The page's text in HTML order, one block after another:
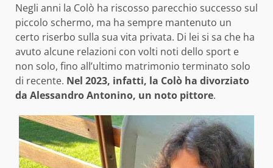
Negli anni la Colò ha riscosso parecchio successo sul
piccolo schermo, ma ha sempre mantenuto un
certo riserbo sulla sua vita privata. Di lei si sa che ha
avuto alcune relazioni con volti noti dello sport e
non solo, fino all’ultimo matrimonio terminato solo
di recente. Nel 2023, infatti, la Colò ha divorziato
da Alessandro Antonino, un noto pittore.